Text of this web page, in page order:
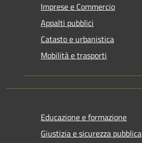
Imprese e Commercio
Appalti pubblici
Catasto e urbanistica
Mobilità e trasporti
Educazione e formazione
Giustizia e sicurezza pubblica